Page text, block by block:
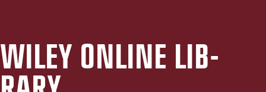
WILEY ON­LINE LIB­